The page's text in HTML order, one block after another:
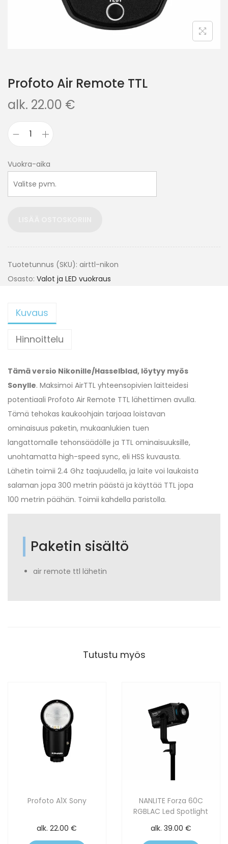
Profoto Air Remote TTL
alk. 22.00 €
Vuokra-aika
Tuotetunnus (SKU): airttl-nikon
Osasto: Valot ja LED vuokraus
Kuvaus
Hinnoittelu
Tämä versio Nikonille/Hasselblad, löytyy myös
Sonylle. Maksimoi AirTTL yhteensopivien laitteidesi
potentiaali Profoto Air Remote TTL lähettimen avulla.
Tämä tehokas kaukoohjain tarjoaa loistavan
ominaisuus paketin, mukaanlukien tuen
langattomalle tehonsäädölle ja TTL ominaisuuksille,
unohtamatta high-speed sync, eli HSS kuvausta.
Lähetin toimii 2.4 Ghz taajuudella, ja laite voi laukaista
salaman jopa 300 metrin päästä ja käyttää TTL jopa
100 metrin päähän. Toimii kahdella paristolla.
Paketin sisältö
air remote ttl lähetin
Tutustu myös
Profoto A1X Sony
alk.22.00€
NANLITE Forza 60C
RGBLAC Led Spotlight
alk. 39.00 €